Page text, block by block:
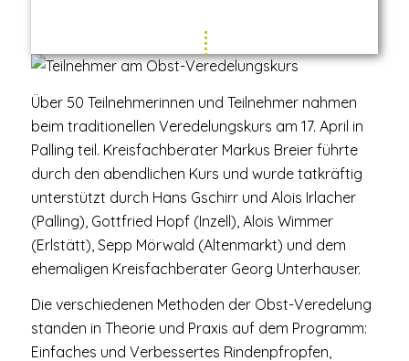
Über 50 Teilnehmerinnen und Teilnehmer nahmen
beim traditionellen Veredelungskurs am 17. April in
Palling teil. Kreisfachberater Markus Breier führte
durch den abendlichen Kurs und wurde tatkräftig
unterstützt durch Hans Gschirr und Alois Irlacher
(Palling), Gottfried Hopf (Inzell), Alois Wimmer
(Erlstätt), Sepp Mörwald (Altenmarkt) und dem
ehemaligen Kreisfachberater Georg Unterhauser.
Die verschiedenen Methoden der Obst-Veredelung
standen in Theorie und Praxis auf dem Programm:
Einfaches und Verbessertes Rindenpfropfen,